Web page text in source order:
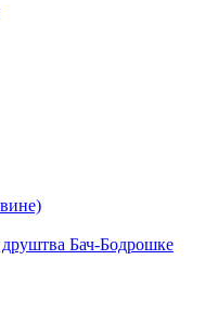
Бач-Бодрошке